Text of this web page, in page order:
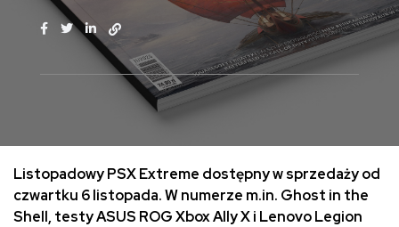
Listopadowy PSX Extreme dostępny w sprzedaży od
czwartku 6 listopada. W numerze m.in. Ghost in the
Shell, testy ASUS ROG Xbox Ally X i Lenovo Legion